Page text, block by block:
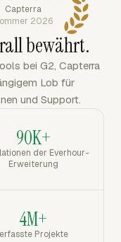
Capterra
2026
bewährt.
bei G2, Capterra
Lob für
und Support.
90K+
der Everhour-
Erweiterung
4M+
erfasste Projekte